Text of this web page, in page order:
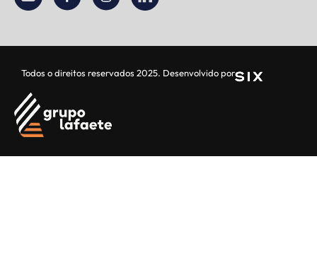
Todos o direitos reservados 2025. Desenvolvido por